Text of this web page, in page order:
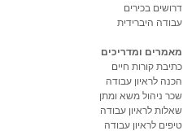
דרושים בכירים
עבודה היברידית
מאמרים ומדריכים
כתיבת קורות חיים
הכנה לראיון עבודה
שכר ניהול משא ומתן
שאלות לראיון עבודה
טיפים לראיון עבודה